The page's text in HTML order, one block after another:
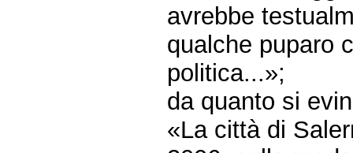
avrebbe
qualche puparo
politica...»;
da quanto si
«La città di